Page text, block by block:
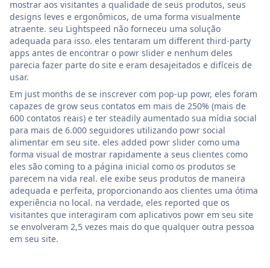
mostrar aos visitantes a qualidade de seus produtos, seus
designs leves e ergonômicos, de uma forma visualmente
atraente. seu Lightspeed não forneceu uma solução
adequada para isso. eles tentaram um different third-party
apps antes de encontrar o powr slider e nenhum deles
parecia fazer parte do site e eram desajeitados e difíceis de
usar.
Em just months de se inscrever com pop-up powr, eles foram
capazes de grow seus contatos em mais de 250% (mais de
600 contatos reais) e ter steadily aumentado sua mídia social
para mais de 6.000 seguidores utilizando powr social
alimentar em seu site. eles added powr slider como uma
forma visual de mostrar rapidamente a seus clientes como
eles são coming to a página inicial como os produtos se
parecem na vida real. ele exibe seus produtos de maneira
adequada e perfeita, proporcionando aos clientes uma ótima
experiência no local. na verdade, eles reported que os
visitantes que interagiram com aplicativos powr em seu site
se envolveram 2,5 vezes mais do que qualquer outra pessoa
em seu site.